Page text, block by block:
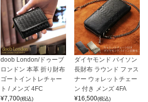
doob London/ドゥーブ
ロンドン 本革 折り財布
ゴートイントレチャー
ト / メンズ 4FC
¥7,700(税込)
ダイヤモンド パイソン
長財布 ラウンド ファス
ナー ウォレットチェー
ン 付き メンズ 4FA
¥16,500(税込)